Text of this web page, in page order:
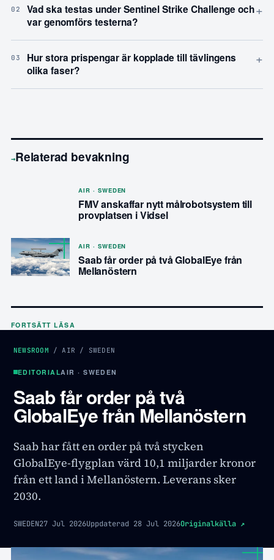
02
Vad ska testas under Sentinel Strike Challenge och
var genomförs testerna?
+
03
Hur stora prispengar är kopplade till tävlingens
olika faser?
+
→Relaterad bevakning
AIR · SWEDEN
FMV anskaffar nytt målrobotsystem till
provplatsen i Vidsel
AIR · SWEDEN
Saab får order på två GlobalEye från
Mellanöstern
FORTSÄTT LÄSA
NEWSROOM /AIR / SWEDEN
EDITORIALAIR · SWEDEN
Saab får order på två
GlobalEye från Mellanöstern
Saab har fått en order på två stycken
GlobalEye-flygplan värd 10,1 miljarder kronor
från ett land i Mellanöstern. Leverans sker
2030.
SWEDEN27 Jul 2026Uppdaterad 28 Jul 2026Originalkälla ↗